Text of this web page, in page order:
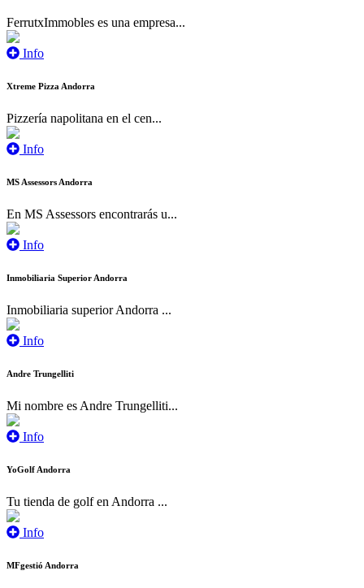
FerrutxImmobles es una empresa...
Info
Xtreme Pizza Andorra
Pizzería napolitana en el cen...
Info
MS Assessors Andorra
En MS Assessors encontrarás u...
Info
Inmobiliaria Superior Andorra
Inmobiliaria superior Andorra ...
Info
Andre Trungelliti
Mi nombre es Andre Trungelliti...
Info
YoGolf Andorra
Tu tienda de golf en Andorra ...
Info
MFgestió Andorra